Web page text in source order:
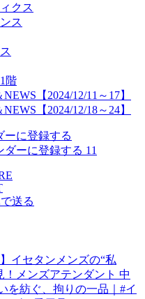
クス
ス
階
【2024/12/11～17】
【2024/12/18～24】
ーに登録する
11
送る